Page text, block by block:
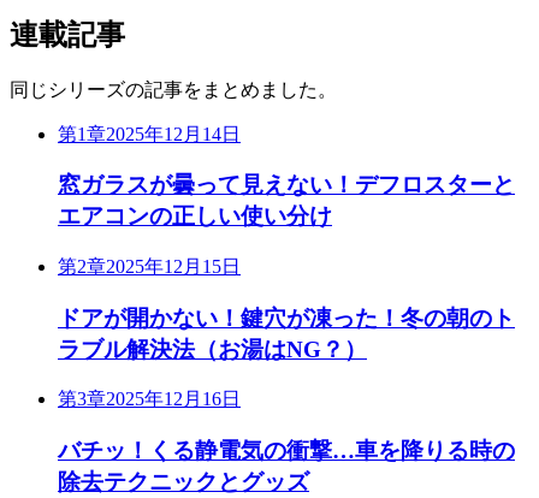
連載記事
同じシリーズの記事をまとめました。
第1章2025年12月14日
窓ガラスが曇って見えない！デフロスターと
エアコンの正しい使い分け
第2章2025年12月15日
ドアが開かない！鍵穴が凍った！冬の朝のト
ラブル解決法（お湯はNG？）
第3章2025年12月16日
バチッ！くる静電気の衝撃…車を降りる時の
除去テクニックとグッズ